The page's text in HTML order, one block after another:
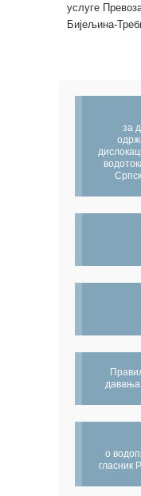
услуге
Бијељина-
за
давања
о
гласник